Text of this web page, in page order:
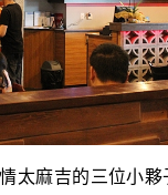
太麻吉的三位小